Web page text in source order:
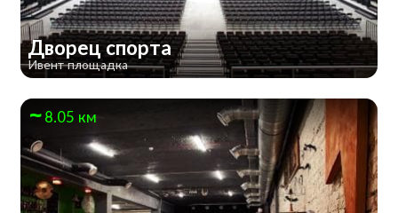
Дворец спорта
Ивент площадка
8.05 км